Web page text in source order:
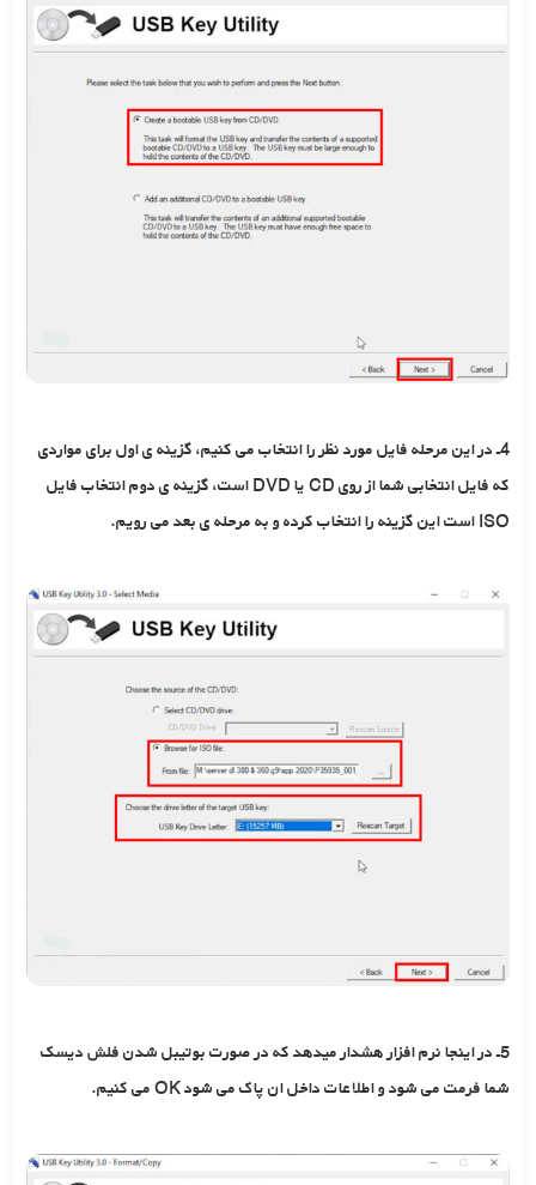
4ـ در این مرحله فایل مورد نظر را انتخاب می کنیم، گزینه ی اول برای مواردی
که فایل انتخابی شما از روی CD یا DVD است، گزینه ی دوم انتخاب فایل
ISO است این گزینه را انتخاب کرده و به مرحله ی بعد می رویم.
5ـ در اینجا نرم افزار هشدار میدهد که در صورت بوتیبل شدن فلش دیسک
شما فرمت می شود و اطلاعات داخل ان پاک می شود OK می کنیم.